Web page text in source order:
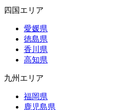
四国エリア
愛媛県
徳島県
香川県
高知県
九州エリア
福岡県
鹿児島県